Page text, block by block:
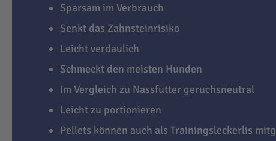
Sparsam im Verbrauch
Senkt das Zahnsteinrisiko
Leicht verdaulich
Schmeckt den meisten Hunden
Im Vergleich zu Nassfutter geruchsneutral
Leicht zu portionieren
Pellets können auch als Trainingsleckerlis